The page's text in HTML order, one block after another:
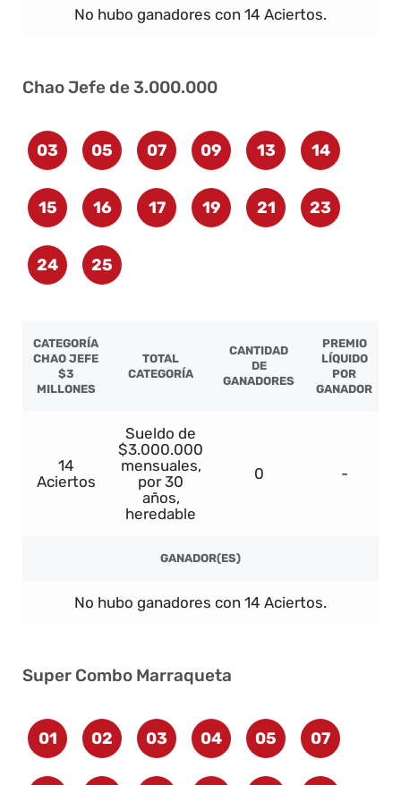
No hubo ganadores con 14 Aciertos.
Chao Jefe de 3.000.000
03 05 07 09 13 14
15 16 17 19 21 23
24 25
CATEGORÍA
CHAO JEFE
$3
MILLONES
TOTAL
CATEGORÍA
CANTIDAD
DE
GANADORES
PREMIO
LÍQUIDO
POR
GANADOR
14
Aciertos
Sueldo de
$3.000.000
mensuales,
por 30
años,
heredable
0 -
GANADOR(ES)
No hubo ganadores con 14 Aciertos.
Super Combo Marraqueta
01 02 03 04 05 07